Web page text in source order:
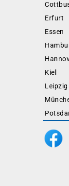
Erfurt
Essen
Kiel
Leipzig